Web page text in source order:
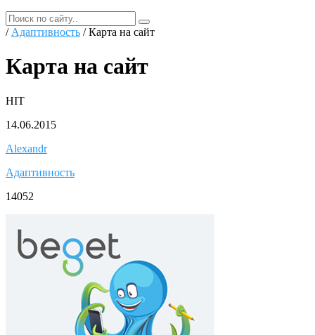
/ Адаптивность / Карта на сайт
Карта на сайт
HIT
14.06.2015
Alexandr
Адаптивность
14052